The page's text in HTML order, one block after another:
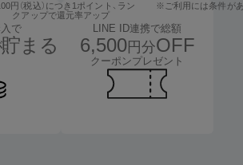
で
貯まる
円（税込）につき1ポイント、 ラン
クアップで還元率アップ
LINE ID連携で総額
6,500円分OFF
クーポンプレゼント
※ご利用には条件が